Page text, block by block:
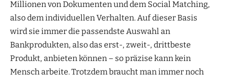
Millionen von Dokumenten und dem Social Matching,
also dem individuellen Verhalten. Auf dieser Basis
wird sie immer die passendste Auswahl an
Bankprodukten, also das erst-, zweit-, drittbeste
Produkt, anbieten können – so präzise kann kein
Mensch arbeite. Trotzdem braucht man immer noch